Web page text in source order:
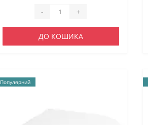
- +
ДО КОШИКА
Популярний